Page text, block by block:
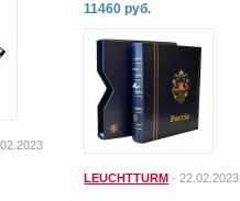
11460 руб.
LEUCHTTURM - 22.02.2023